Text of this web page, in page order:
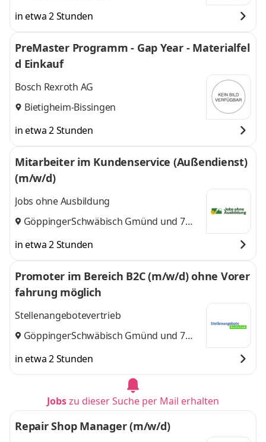
in etwa 2 Stunden
PreMaster Programm - Gap Year - Materialfel
d Einkauf
Bosch Rexroth AG
Bietigheim-Bissingen
in etwa 2 Stunden
Mitarbeiter im Kundenservice (Außendienst)
(m/w/d)
Jobs ohne Ausbildung
Göppingen,
Schwäbisch Gmünd und 7
in etwa 2 Stunden
Promoter im Bereich B2C (m/w/d) ohne Vorer
fahrung möglich
Stellenangebotevertrieb
Göppingen,
Schwäbisch Gmünd und 7
in etwa 2 Stunden
Jobszu dieser Suche per Mail erhalten
Repair Shop Manager (m/w/d)